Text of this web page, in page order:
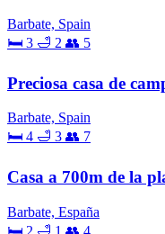
Barbate, Spain
🛏 3 🛁 2 👥 5
Preciosa casa de
Barbate, Spain
🛏 4 🛁 3 👥 7
Casa a 700m de la
Barbate, España
🛏 2 🛁 1 👥 4